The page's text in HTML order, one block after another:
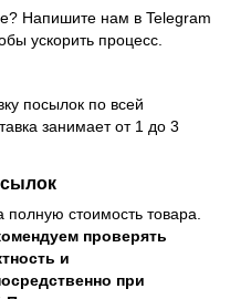
Напишите нам в Telegram
ускорить процесс.
посылок по всей
занимает от 1 до 3
стоимость товара.
проверять
и
при